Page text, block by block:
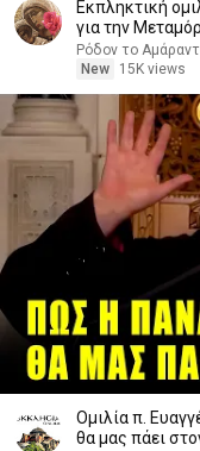
Εκπληκτική
για την
#rodon
Ρόδον το
New
15K views
Ομιλία π.
θα μας πάει